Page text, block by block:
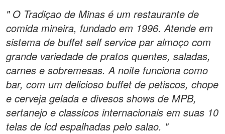
" O Tradiçao de Minas é um restaurante de
comida mineira, fundado em 1996. Atende em
sistema de buffet self service par almoço com
grande variedade de pratos quentes, saladas,
carnes e sobremesas. A noite funciona como
bar, com um delicioso buffet de petiscos, chope
e cerveja gelada e divesos shows de MPB,
sertanejo e classicos internacionais em suas 10
telas de lcd espalhadas pelo salao. "